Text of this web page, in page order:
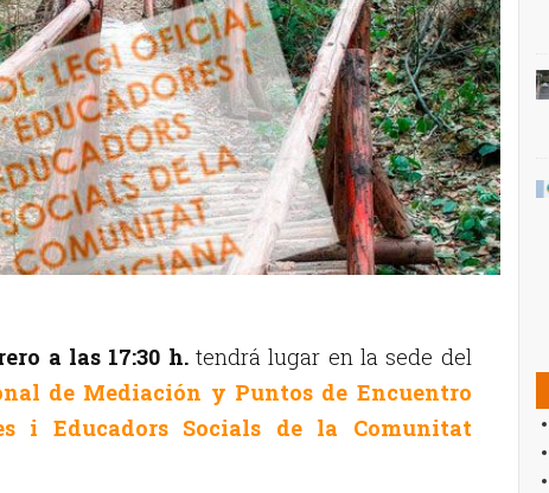
a las 17:30 h.tendrá lugar en la sede del
de Mediación y Puntos de Encuentro
i Educadors Socials de la Comunitat